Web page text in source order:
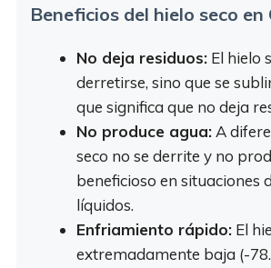
Beneficios del hielo seco en
No deja residuos: El hielo
derretirse, sino que se
que significa que no deja
No produce agua: A
seco no se derrite y no
beneficioso en situaciones
líquidos.
Enfriamiento rápido: El
extremadamente baja (-